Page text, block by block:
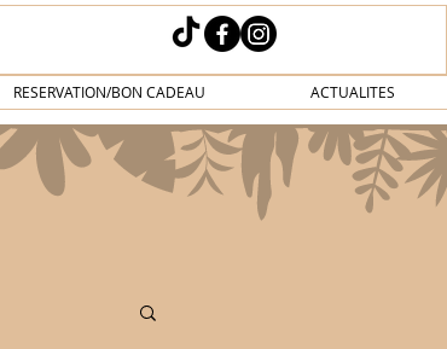
RESERVATION/BON CADEAU ACTUALITES